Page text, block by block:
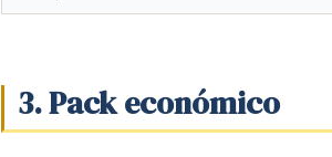
3. Pack económico